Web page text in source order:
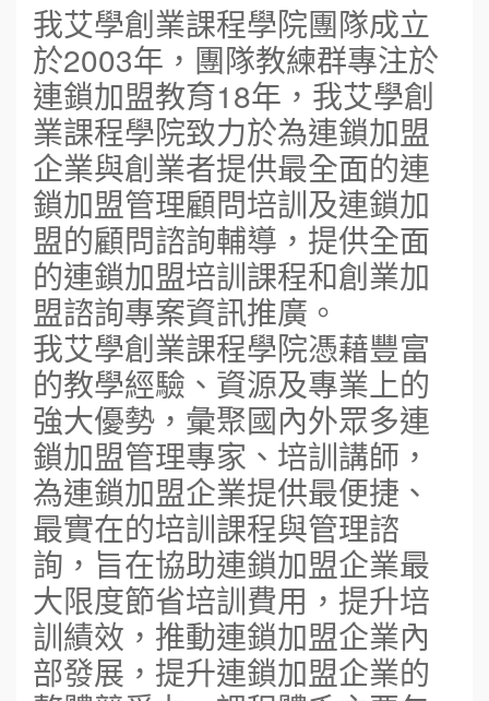
我艾學創業課程學院團隊成立
於2003年，團隊教練群專注於
連鎖加盟教育18年，我艾學創
業課程學院致力於為連鎖加盟
企業與創業者提供最全面的連
鎖加盟管理顧問培訓及連鎖加
盟的顧問諮詢輔導，提供全面
的連鎖加盟培訓課程和創業加
盟諮詢專案資訊推廣。
我艾學創業課程學院憑藉豐富
的教學經驗、資源及專業上的
強大優勢，彙聚國內外眾多連
鎖加盟管理專家、培訓講師，
為連鎖加盟企業提供最便捷、
最實在的培訓課程與管理諮
詢，旨在協助連鎖加盟企業最
大限度節省培訓費用，提升培
訓績效，推動連鎖加盟企業內
部發展，提升連鎖加盟企業的